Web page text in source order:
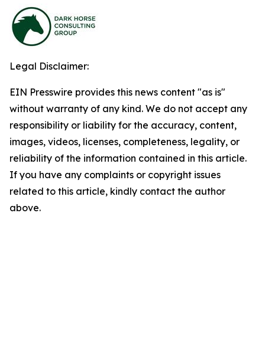
Legal Disclaimer:
EIN Presswire provides this news content "as is"
without warranty of any kind. We do not accept any
responsibility or liability for the accuracy, content,
images, videos, licenses, completeness, legality, or
reliability of the information contained in this article.
If you have any complaints or copyright issues
related to this article, kindly contact the author
above.